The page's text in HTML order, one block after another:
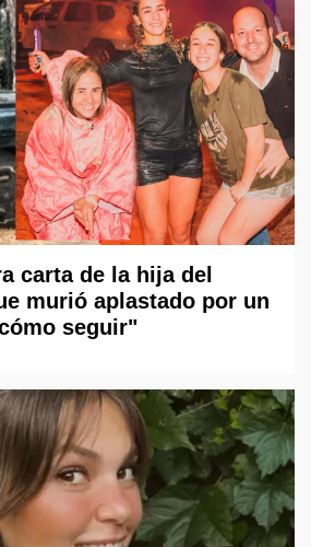
carta de la hija del
murió aplastado por un
seguir"